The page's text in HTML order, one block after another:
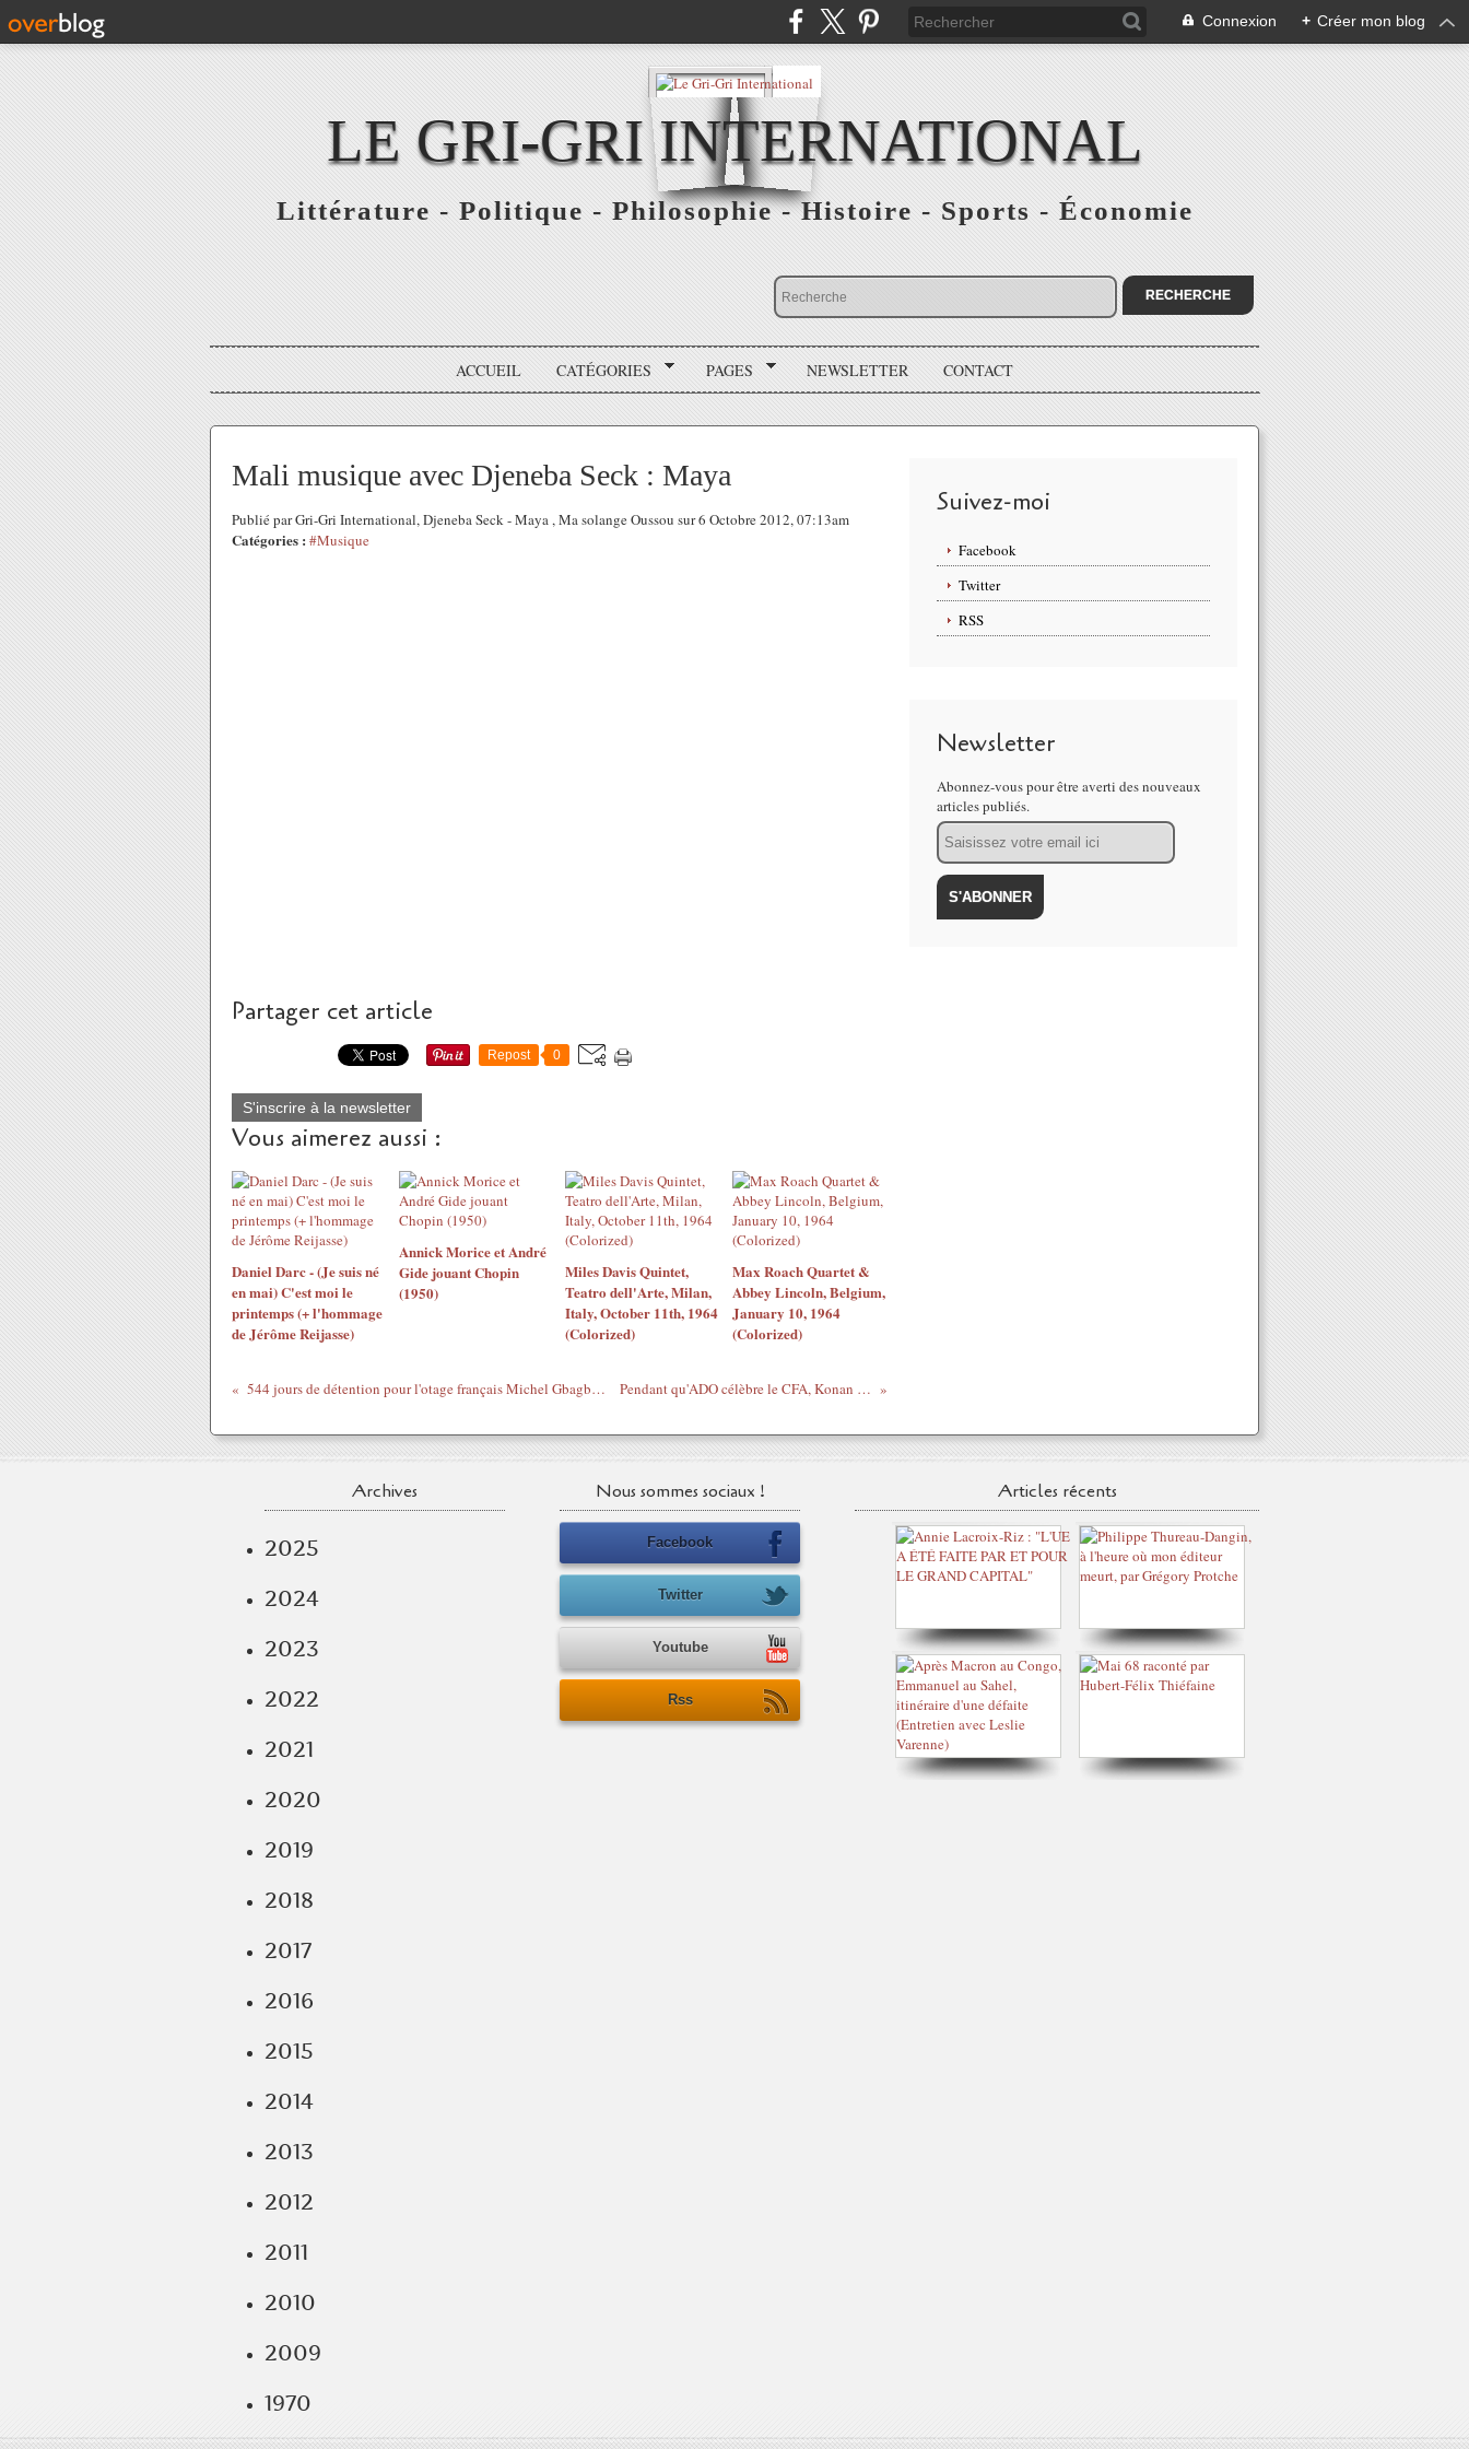
Connexion + Créer mon blog
LE GRI-GRI INTERNATIONAL
Littérature - Politique - Philosophie - Histoire - Sports - Économie
ACCUEIL CATÉGORIES PAGES NEWSLETTER CONTACT
Mali musique avec Djeneba Seck : Maya
Publié par Gri-Gri International, Djeneba Seck - Maya , Ma solange Oussou sur 6 Octobre 2012, 07:13am
Catégories : #Musique
Partager cet article
Repost 0
S'inscrire à la newsletter
Vous aimerez aussi :
Daniel Darc - (Je suis né
en mai) C'est moi le
printemps (+ l'hommage
de Jérôme Reijasse)
Annick Morice et André
Gide jouant Chopin
(1950)
Miles Davis Quintet,
Teatro dell'Arte, Milan,
Italy, October 11th, 1964
(Colorized)
Max Roach Quartet &
Abbey Lincoln, Belgium,
January 10, 1964
(Colorized)
544 jours de détention pour l'otage français Michel Gbagbo - Message de sa mère Jacqueline Chamois Pendant qu'ADO célèbre le CFA, Konan Banny ronfle ! - Paris 5/10/2012
Suivez-moi
Facebook
Twitter
RSS
Newsletter
Abonnez-vous pour être averti des nouveaux
articles publiés.
Email
Archives
2025
2024
2023
2022
2021
2020
2019
2018
2017
2016
2015
2014
2013
2012
2011
2010
2009
1970
Nous sommes sociaux !
Facebook
Twitter
Youtube
Rss
Articles récents